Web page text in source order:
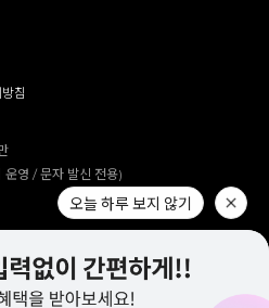
침
영 / 문자 발신 전용)
구-0241호
오늘 하루 보지 않기